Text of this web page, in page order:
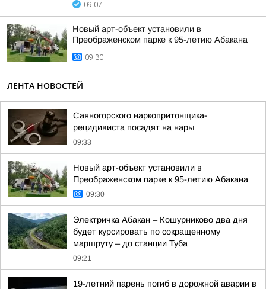
09:07
Новый арт-объект установили в
Преображенском парке к 95-летию Абакана
09:30
ЛЕНТА НОВОСТЕЙ
Саяногорского наркопритонщика-
рецидивиста посадят на нары
09:33
Новый арт-объект установили в
Преображенском парке к 95-летию Абакана
09:30
Электричка Абакан – Кошурниково два дня
будет курсировать по сокращенному
маршруту – до станции Туба
09:21
19-летний парень погиб в дорожной аварии в